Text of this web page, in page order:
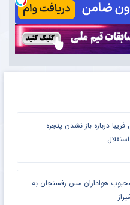
درباره باز نشدن پنجره
محبوب هواداران مس رفسنجان به